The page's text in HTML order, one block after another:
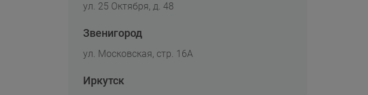
ул. 25 Октября, д. 48
Звенигород
ул. Московская, стр. 16А
Иркутск